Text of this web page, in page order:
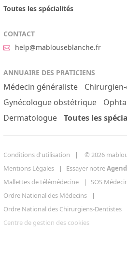
Toutes les spécialités
CONTACT
help@mablouseblanche.fr
ANNUAIRE DES PRATICIENS
Médecin généraliste
Gynécologue obstétrique
Dermatologue
Toutes les
Conditions d'utilisation
© 2026
Mentions Légales
Essayer notre
Mallettes de télémédecine
SOS
Ordre National des Médecins
Ordre National des Chirurgiens-Dentistes
Centre de gestion des cookies